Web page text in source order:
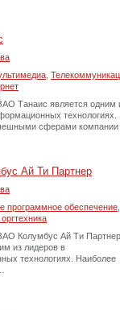
Танаис является одним
технологиях.
сферами компании
Ай Ти Партнер
программное обеспечение
Колумбус Ай Ти Партнер
из лидеров в
технологиях. Наиболее